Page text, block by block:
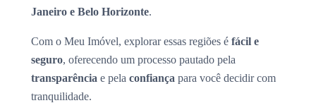
Janeiro e Belo Horizonte.
Com o Meu Imóvel, explorar essas regiões é fácil e
seguro, oferecendo um processo pautado pela
transparência e pela confiança para você decidir com
tranquilidade.